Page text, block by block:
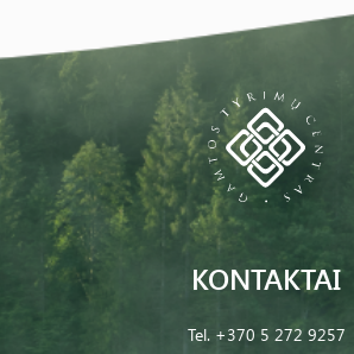
KONTAKTAI
Tel. +370 5 272 9257